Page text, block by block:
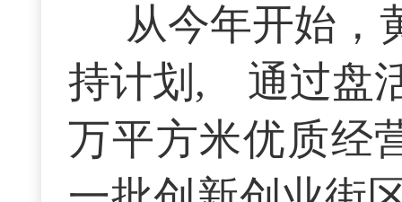
从今年开始，
持计划, 通过盘
万平方米优质经